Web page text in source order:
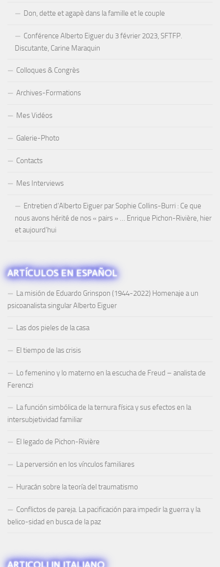
Don, dette et agapè dans la famille et le couple
Conférence Alberto Eiguer du 3 février 2023, SFTFP.
Discutante, Carine Maraquin
Colloques & Congrès
Archives-Formations
Mes Vidéos
Galerie-Photo
Contacts
Mes Interviews
Entretien d’Alberto Eiguer par Sophie Collins-Burri : Ce que
nous avons hérité de nos « pairs » … Enrique Pichon-Rivière, hier
et aujourd’hui
ARTÍCULOS EN ESPAÑOL
La misión de Eduardo Grinspon (1944-2022) Homenaje a un
psicoanalista singular Alberto Eiguer
Las dos pieles de la casa
El tiempo de las crisis
Lo femenino y lo materno en la escucha de Freud – analista de
Ferenczi
La función simbólica de la ternura física y sus efectos en la
intersubjetividad familiar
El legado de Pichon-Rivière
La perversión en los vínculos familiares
Huracán sobre la teoría del traumatismo
Conflictos de pareja. La pacificación para impedir la guerra y la
belico-sidad en busca de la paz
ARTICOLI IN ITALIANO